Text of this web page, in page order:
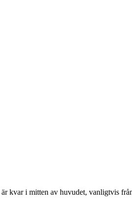
kvar i mitten av huvudet, vanligtvis